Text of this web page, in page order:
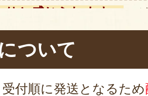
りと感じられます。 ス
わらかいです。
ついて
付順に発送となるため